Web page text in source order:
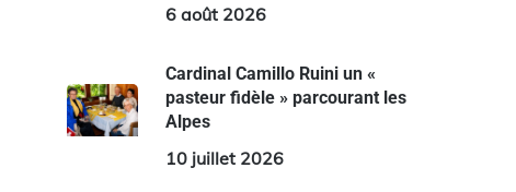
6 août 2026
Cardinal Camillo Ruini un «
pasteur fidèle » parcourant les
Alpes
10 juillet 2026